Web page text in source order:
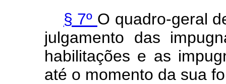
§ 7º O quadro-geral
julgamento das
habilitações e as
até o momento da sua